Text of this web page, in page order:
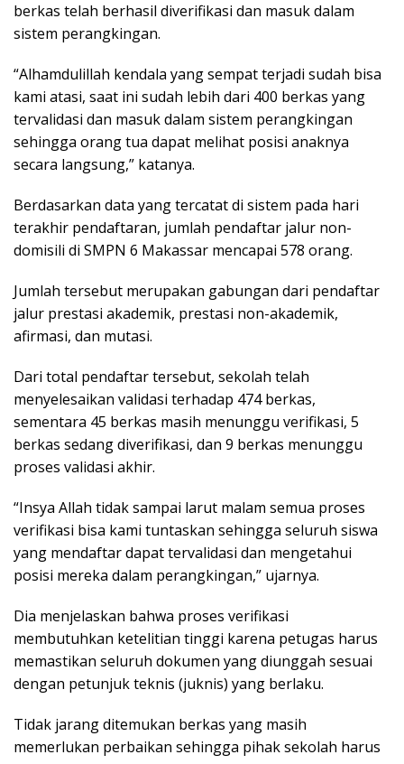
berkas telah berhasil diverifikasi dan masuk dalam
sistem perangkingan.
“Alhamdulillah kendala yang sempat terjadi sudah bisa
kami atasi, saat ini sudah lebih dari 400 berkas yang
tervalidasi dan masuk dalam sistem perangkingan
sehingga orang tua dapat melihat posisi anaknya
secara langsung,” katanya.
Berdasarkan data yang tercatat di sistem pada hari
terakhir pendaftaran, jumlah pendaftar jalur non-
domisili di SMPN 6 Makassar mencapai 578 orang.
Jumlah tersebut merupakan gabungan dari pendaftar
jalur prestasi akademik, prestasi non-akademik,
afirmasi, dan mutasi.
Dari total pendaftar tersebut, sekolah telah
menyelesaikan validasi terhadap 474 berkas,
sementara 45 berkas masih menunggu verifikasi, 5
berkas sedang diverifikasi, dan 9 berkas menunggu
proses validasi akhir.
“Insya Allah tidak sampai larut malam semua proses
verifikasi bisa kami tuntaskan sehingga seluruh siswa
yang mendaftar dapat tervalidasi dan mengetahui
posisi mereka dalam perangkingan,” ujarnya.
Dia menjelaskan bahwa proses verifikasi
membutuhkan ketelitian tinggi karena petugas harus
memastikan seluruh dokumen yang diunggah sesuai
dengan petunjuk teknis (juknis) yang berlaku.
Tidak jarang ditemukan berkas yang masih
memerlukan perbaikan sehingga pihak sekolah harus